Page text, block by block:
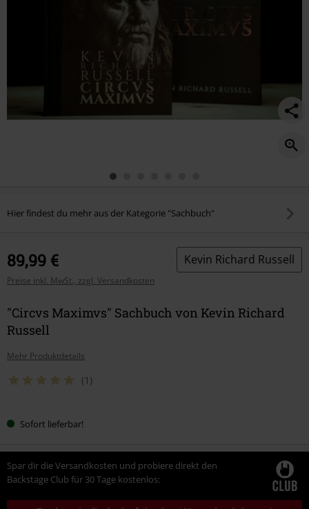
Hier findest du mehr aus der Kategorie "Sachbuch"
89,99 €
Preise inkl. MwSt., zzgl. Versandkosten
Kevin Richard Russell
"Circvs Maximvs" Sachbuch von Kevin Richard
Russell
Mehr Produktdetails
(1)
Sofort lieferbar!
Spar dir die Versandkosten und probiere direkt den
Backstage Club für 30 Tage kostenlos: